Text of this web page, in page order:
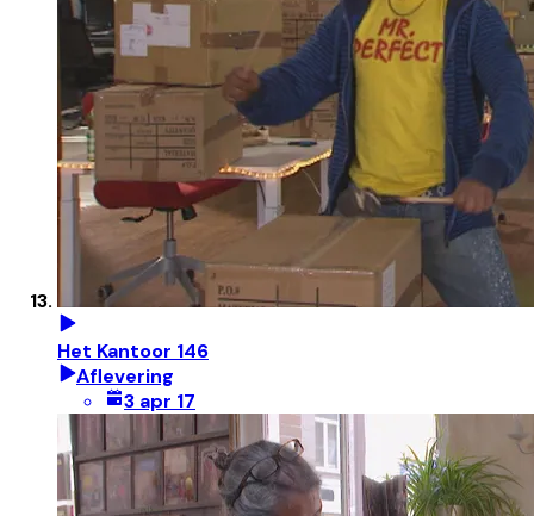
Het Kantoor 146
Aflevering
3 apr 17